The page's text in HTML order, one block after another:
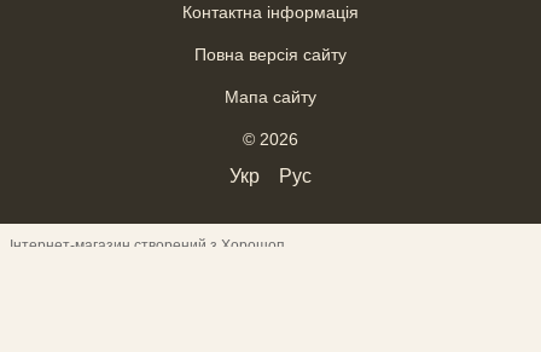
Контактна інформація
Повна версія сайту
Мапа сайту
© 2026
Укр Рус
Інтернет-магазин створений з Хорошоп